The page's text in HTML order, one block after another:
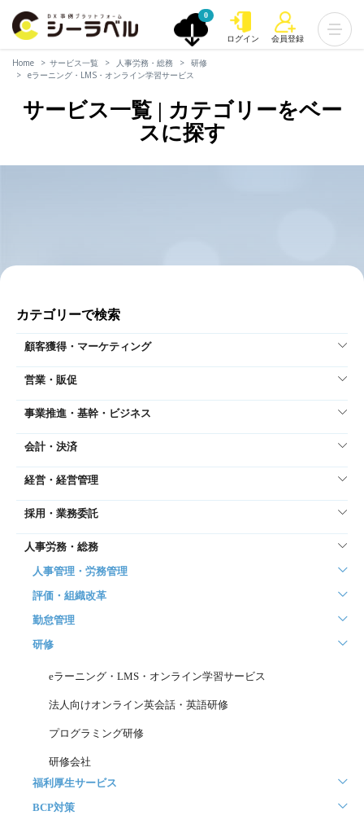
0
ログイン 会員登録
Home サービス一覧 人事労務・総務
研修
eラーニング・LMS・オンライン学習サービス
サービス一覧 | カテゴリーをベー
スに探す
カテゴリーで検索
顧客獲得・マーケティング
営業・販促
事業推進・基幹・ビジネス
会計・決済
経営・経営管理
採用・業務委託
人事労務・総務
人事管理・労務管理
評価・組織改革
勤怠管理
研修
eラーニング・LMS・オンライン学習サービス
法人向けオンライン英会話・英語研修
プログラミング研修
研修会社
福利厚生サービス
BCP対策